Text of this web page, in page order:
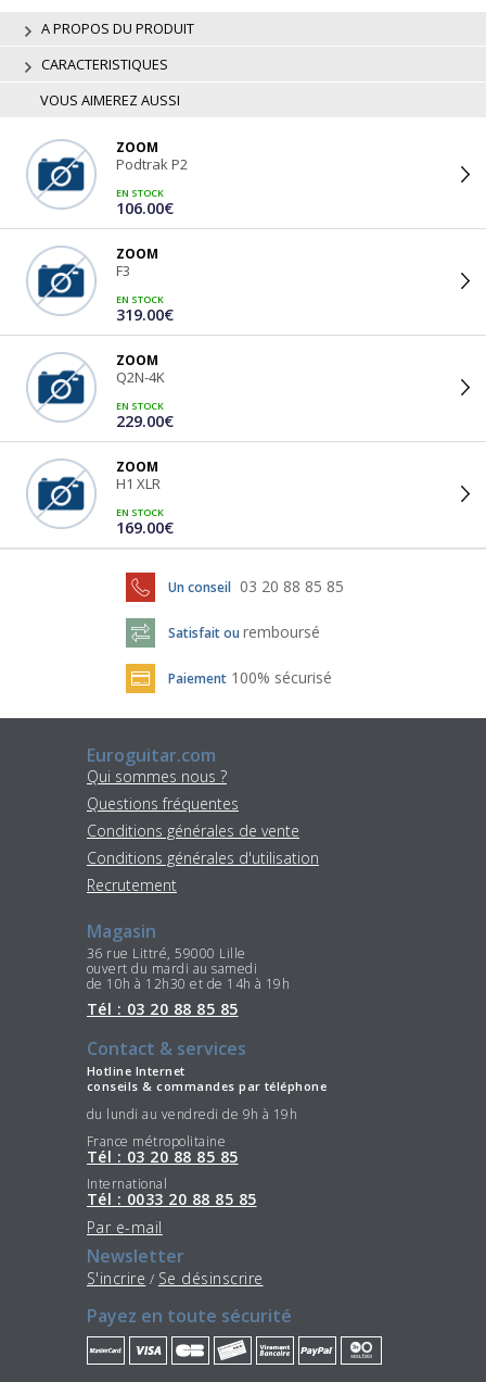
A PROPOS DU PRODUIT
CARACTERISTIQUES
VOUS AIMEREZ AUSSI
ZOOM
Podtrak P2
EN STOCK
106.00€
ZOOM
F3
EN STOCK
319.00€
ZOOM
Q2N-4K
EN STOCK
229.00€
ZOOM
H1 XLR
EN STOCK
169.00€
Un conseil 03 20 88 85 85
Satisfait ou remboursé
Paiement 100% sécurisé
Euroguitar.com
Qui sommes nous ?
Questions fréquentes
Conditions générales de vente
Conditions générales d'utilisation
Recrutement
Magasin
36 rue Littré, 59000 Lille
ouvert du mardi au samedi
de 10h à 12h30 et de 14h à 19h
Tél : 03 20 88 85 85
Contact & services
Hotline Internet
conseils & commandes par téléphone
du lundi au vendredi de 9h à 19h
France métropolitaine
Tél : 03 20 88 85 85
International
Tél : 0033 20 88 85 85
Par e-mail
Newsletter
S'incrire / Se désinscrire
Payez en toute sécurité